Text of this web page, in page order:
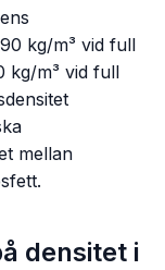
kg/m³ vid full
kg/m³ vid full
mellan
densitet i